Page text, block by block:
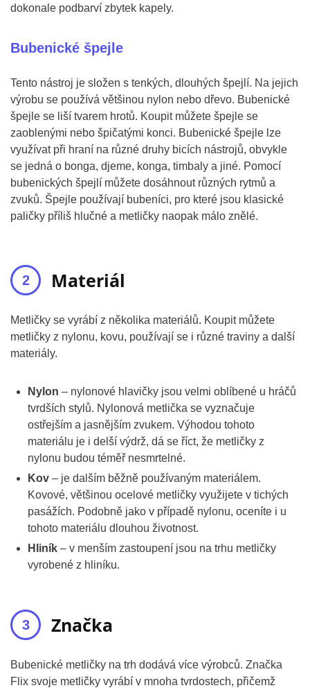
dokonale podbarví zbytek kapely.
Bubenické špejle
Tento nástroj je složen s tenkých, dlouhých špejlí. Na jejich
výrobu se používá většinou nylon nebo dřevo. Bubenické
špejle se liší tvarem hrotů. Koupit můžete špejle se
zaoblenými nebo špičatými konci. Bubenické špejle lze
využívat při hraní na různé druhy bicích nástrojů, obvykle
se jedná o bonga, djeme, konga, timbaly a jiné. Pomocí
bubenických špejlí můžete dosáhnout různých rytmů a
zvuků. Špejle používají bubeníci, pro které jsou klasické
paličky příliš hlučné a metličky naopak málo znělé.
Materiál
Metličky se vyrábí z několika materiálů. Koupit můžete
metličky z nylonu, kovu, používají se i různé traviny a další
materiály.
Nylon – nylonové hlavičky jsou velmi oblíbené u hráčů
tvrdších stylů. Nylonová metlička se vyznačuje
ostřejším a jasnějším zvukem. Výhodou tohoto
materiálu je i delší výdrž, dá se říct, že metličky z
nylonu budou téměř nesmrtelné.
Kov – je dalším běžně používaným materiálem.
Kovové, většinou ocelové metličky využijete v tichých
pasážích. Podobně jako v případě nylonu, oceníte i u
tohoto materiálu dlouhou životnost.
Hliník – v menším zastoupení jsou na trhu metličky
vyrobené z hliníku.
Značka
Bubenické metličky na trh dodává více výrobců. Značka
Flix svoje metličky vyrábí v mnoha tvrdostech, přičemž